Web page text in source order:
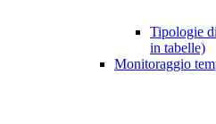
Tipologie
in tabelle)
Monitoraggio